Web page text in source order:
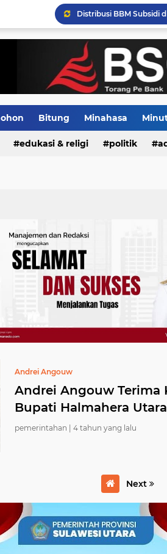
Tiga Pejabat Utama
Distribusi BBM Subsidi
Bitung Minahasa
edukasi & religi politik
Andrei Angouw
Andrei Angouw
Bupati Halmahera Utara
pemerintahan | 4 tahun yang lalu
Next